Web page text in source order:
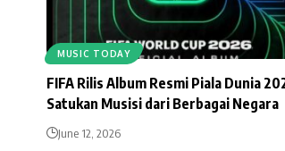
MUSIC TODAY
FIFA Rilis Album Resmi Piala Dunia
Satukan Musisi dari Berbagai Negara
June 12, 2026